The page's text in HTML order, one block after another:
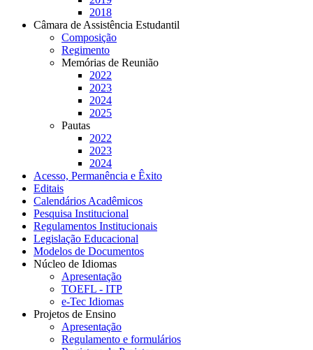
2018
Câmara de Assistência Estudantil
Composição
Regimento
Memórias de Reunião
2022
2023
2024
2025
Pautas
2022
2023
2024
Acesso, Permanência e Êxito
Editais
Calendários Acadêmicos
Pesquisa Institucional
Regulamentos Institucionais
Legislação Educacional
Modelos de Documentos
Núcleo de Idiomas
Apresentação
TOEFL - ITP
e-Tec Idiomas
Projetos de Ensino
Apresentação
Regulamento e formulários